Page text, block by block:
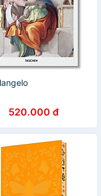
520.000 đ